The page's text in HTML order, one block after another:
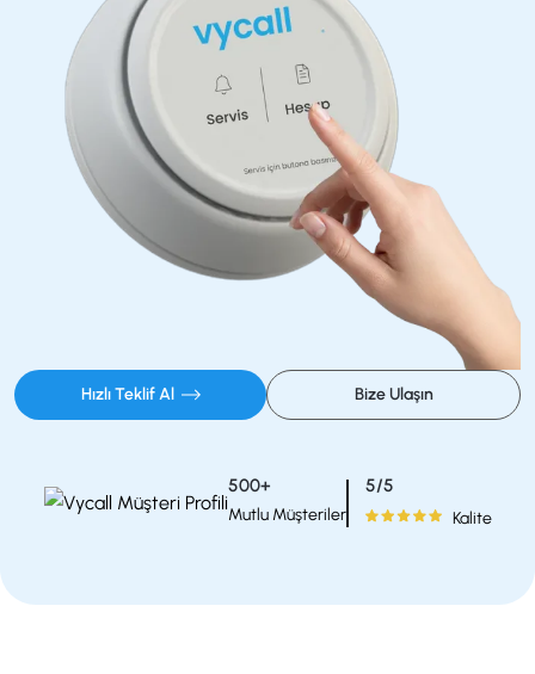
Hızlı Teklif Al Bize Ulaşın
500+
Mutlu Müşteriler
5/5
Kalite